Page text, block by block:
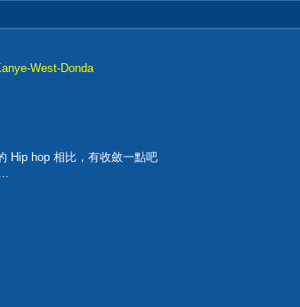
West-Donda
Hip hop 相比，有收斂一點吧